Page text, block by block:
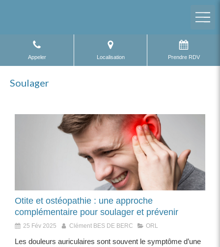
Appeler Localisation Prendre RDV
Soulager
Otite et ostéopathie : une approche
complémentaire pour soulager et prévenir
25 Fév 2025 Clément BES DE BERC ORL
Les douleurs auriculaires sont souvent le symptôme d’une